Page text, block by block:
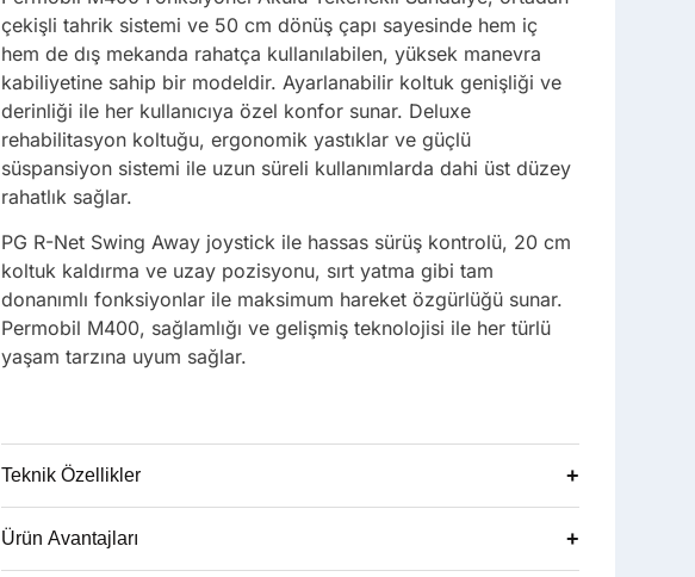
çekişli tahrik sistemi ve 50 cm dönüş çapı sayesinde hem iç
hem de dış mekanda rahatça kullanılabilen, yüksek manevra
kabiliyetine sahip bir modeldir. Ayarlanabilir koltuk genişliği ve
derinliği ile her kullanıcıya özel konfor sunar. Deluxe
rehabilitasyon koltuğu, ergonomik yastıklar ve güçlü
süspansiyon sistemi ile uzun süreli kullanımlarda dahi üst düzey
rahatlık sağlar.
PG R-Net Swing Away joystick ile hassas sürüş kontrolü, 20 cm
koltuk kaldırma ve uzay pozisyonu, sırt yatma gibi tam
donanımlı fonksiyonlar ile maksimum hareket özgürlüğü sunar.
Permobil M400, sağlamlığı ve gelişmiş teknolojisi ile her türlü
yaşam tarzına uyum sağlar.
Teknik Özellikler +
Ürün Avantajları +